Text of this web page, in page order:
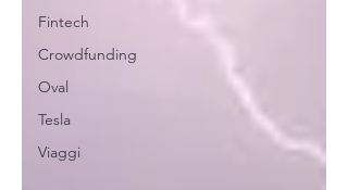
Fintech
Crowdfunding
Oval
Tesla
Viaggi